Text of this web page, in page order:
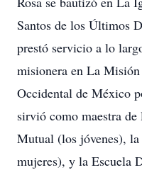
Santos de los Últimos
prestó servicio a lo
misionera en La
Occidental de México
sirvió como maestra
Mutual (los jóvenes),
mujeres), y la Escuela